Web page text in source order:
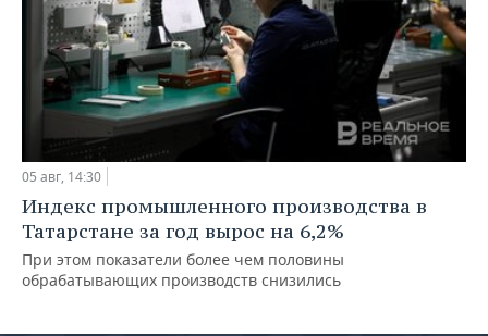
05 авг, 14:30
Индекс промышленного производства в
Татарстане за год вырос на 6,2%
При этом показатели более чем половины
обрабатывающих производств снизились